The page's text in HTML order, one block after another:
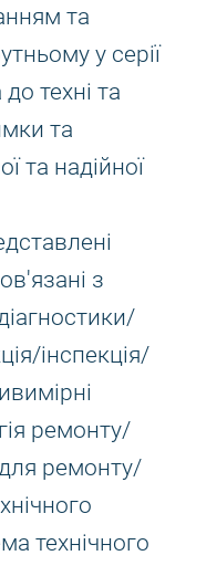
та
у серії
техні та
та
та надійної
з
інспекція/
ремонту/
ремонту/
технічного